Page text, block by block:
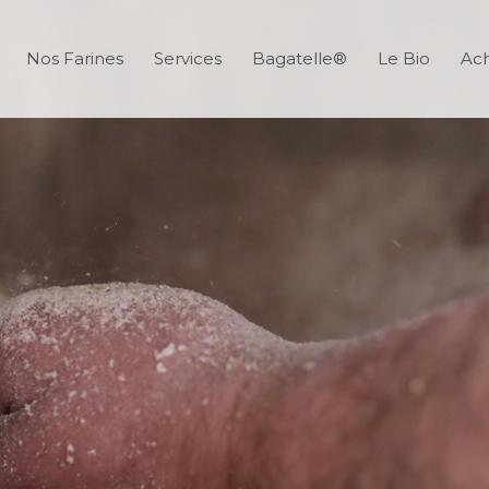
Nos Farines Services Bagatelle® Le Bio